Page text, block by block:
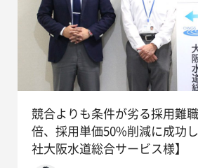
競合よりも条件が劣る採用難
倍、採用単価50%削減に成功
社大阪水道総合サービス様】